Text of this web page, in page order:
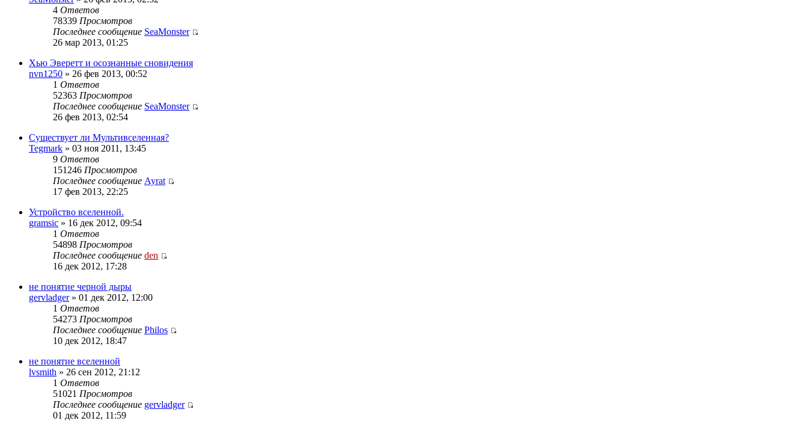
4 Ответов
78339 Просмотров
Последнее сообщение SeaMonster
26 мар 2013, 01:25
Хью Эверетт и осознанные сновидения
nvn1250 » 26 фев 2013, 00:52
1 Ответов
52363 Просмотров
Последнее сообщение SeaMonster
26 фев 2013, 02:54
Существует ли Мультивселенная?
Tegmark » 03 ноя 2011, 13:45
9 Ответов
151246 Просмотров
Последнее сообщение Ayrat
17 фев 2013, 22:25
Устройство вселенной.
gramsic » 16 дек 2012, 09:54
1 Ответов
54898 Просмотров
Последнее сообщение den
16 дек 2012, 17:28
не понятие черной дыры
gervladger» 01 дек 2012, 12:00
1 Ответов
54273 Просмотров
Последнее сообщение Philos
10 дек 2012, 18:47
не понятие вселенной
lvsmith » 26 сен 2012, 21:12
1 Ответов
51021 Просмотров
Последнее сообщение gervladger
01 дек 2012, 11:59